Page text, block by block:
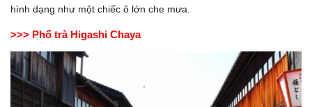
hình dạng như một chiếc ô lớn che mưa.
>>> Phố trà Higashi Chaya